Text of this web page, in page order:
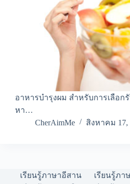
อาหารบำรุงผม สำหรับการเลือก
หา…
CherAimMe
สิงหาคม 17,
เรียนรู้ภาษาอีสาน
เรียนรู้ภา